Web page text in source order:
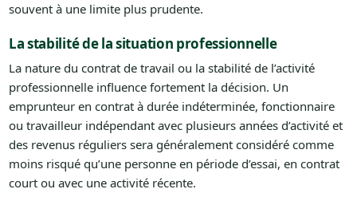
souvent à une limite plus prudente.
La stabilité de la situation professionnelle
La nature du contrat de travail ou la stabilité de l’activité
professionnelle influence fortement la décision. Un
emprunteur en contrat à durée indéterminée, fonctionnaire
ou travailleur indépendant avec plusieurs années d’activité et
des revenus réguliers sera généralement considéré comme
moins risqué qu’une personne en période d’essai, en contrat
court ou avec une activité récente.